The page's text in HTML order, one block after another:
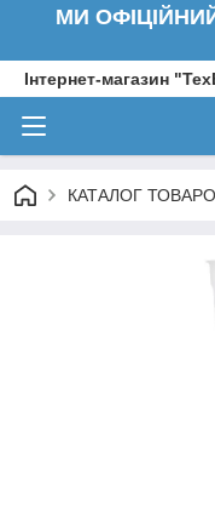
МИ
Інтернет-магазин
КАТАЛОГ